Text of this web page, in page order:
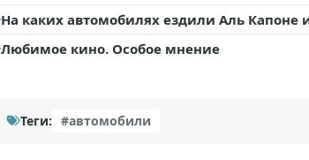
На каких автомобилях ездили Аль Капоне
Любимое кино. Особое мнение
Теги: #автомобили